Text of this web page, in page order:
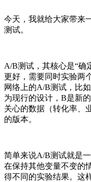
今天，我就给大家带来
测试。
A/B测试，其核心是“确
更好，需要同时实验两
网络上的A/B测试，比
为现行的设计，B是新
关心的数据（转化率、
的版本。
简单来说A/B测试就是
在保持其他变量不变的
得不同的实验结果。这